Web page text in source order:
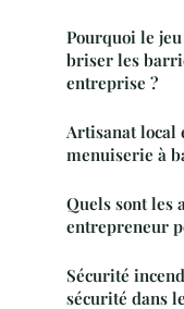
Pourquoi le
briser les
entreprise ?
Artisanat local
menuiserie à
Quels sont les
entrepreneur
Sécurité
sécurité dans